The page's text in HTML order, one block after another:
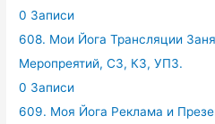
0 Записи
608. Мои Йога Трансляции
Меропреятий, СЗ, КЗ, УПЗ.
0 Записи
609. Моя Йога Реклама и